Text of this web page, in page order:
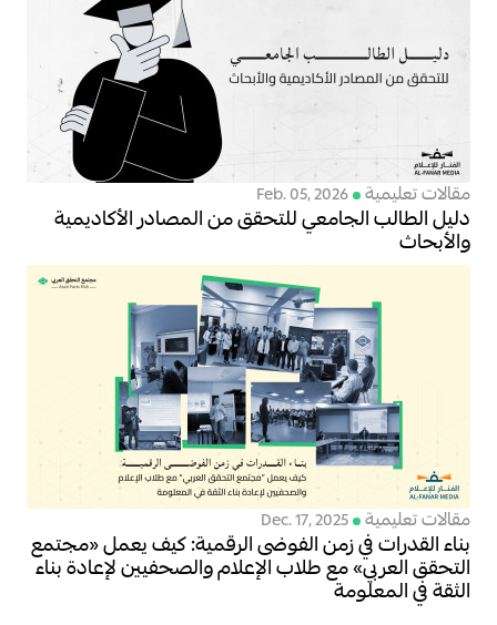
مقالات تعليمية Feb. 05, 2026
دليل الطالب الجامعي للتحقق من المصادر الأكاديمية
والأبحاث
مقالات تعليمية Dec. 17, 2025
بناء القدرات في زمن الفوضى الرقمية: كيف يعمل «مجتمع
التحقق العربي» مع طلاب الإعلام والصحفيين لإعادة بناء
الثقة في المعلومة